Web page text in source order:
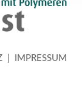
IMPRESSUM